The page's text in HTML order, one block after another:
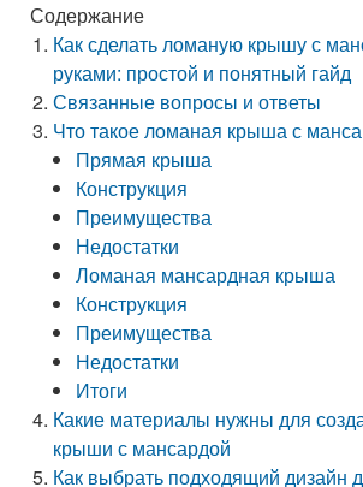
Содержание
Как сделать ломаную крышу с
руками: простой и понятный гайд
Связанные вопросы и ответы
Что такое ломаная крыша с
Прямая крыша
Конструкция
Преимущества
Недостатки
Ломаная мансардная крыша
Конструкция
Преимущества
Недостатки
Итоги
Какие материалы нужны для
крыши с мансардой
Как выбрать подходящий дизайн